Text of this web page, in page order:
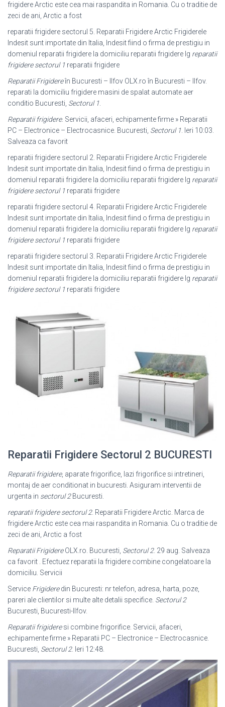
frigidere Arctic este cea mai raspandita in Romania. Cu o traditie de
zeci de ani, Arctic a fost
reparatii frigidere sectorul 5. Reparatii Frigidere Arctic Frigiderele
Indesit sunt importate din Italia, Indesit fiind o firma de prestigiu in
domeniul reparatii frigidere la domiciliu reparatii frigidere lg reparatii
frigidere sectorul 1 reparatii frigidere
Reparatii Frigidereîn Bucuresti – Ilfov OLX.ro în Bucuresti – Ilfov.
reparati la domiciliu frigidere masini de spalat automate aer
conditio Bucuresti, Sectorul 1
Reparatii frigidere. Servicii, afaceri, echipamente firme » Reparatii
PC – Electronice – Electrocasnice. Bucuresti, Sectorul 1 . Ieri 10:03.
Salveaza ca favorit
reparatii frigidere sectorul 2. Reparatii Frigidere Arctic Frigiderele
Indesit sunt importate din Italia, Indesit fiind o firma de prestigiu in
domeniul reparatii frigidere la domiciliu reparatii frigidere lg reparatii
frigidere sectorul 1 reparatii frigidere
reparatii frigidere sectorul 4. Reparatii Frigidere Arctic Frigiderele
Indesit sunt importate din Italia, Indesit fiind o firma de prestigiu in
domeniul reparatii frigidere la domiciliu reparatii frigidere lg reparatii
frigidere sectorul 1 reparatii frigidere
reparatii frigidere sectorul 3. Reparatii Frigidere Arctic Frigiderele
Indesit sunt importate din Italia, Indesit fiind o firma de prestigiu in
domeniul reparatii frigidere la domiciliu reparatii frigidere lg reparatii
frigidere sectorul 1 reparatii frigidere
Reparatii Frigidere Sectorul 2 BUCURESTI
Reparatii frigidere, aparate frigorifice, lazi frigorifice si intretineri,
montaj de aer conditionat in bucuresti. Asiguram interventii de
urgenta in sectorul 2Bucuresti.
reparatii frigidere sectorul 2. Reparatii Frigidere Arctic. Marca de
frigidere Arctic este cea mai raspandita in Romania. Cu o traditie de
zeci de ani, Arctic a fost
Reparatii FrigidereOLX.ro. Bucuresti, Sectorul 2. 29 aug. Salveaza
ca favorit . Efectuez reparatii la frigidere combine congelatoare la
domiciliu. Servicii
Service Frigideredin Bucuresti: nr telefon, adresa, harta, poze,
pareri ale clientilor si multe alte detalii specifice. Sectorul 2
Bucuresti, Bucuresti-Ilfov.
Reparatii frigideresi combine frigorifice. Servicii, afaceri,
echipamente firme » Reparatii PC – Electronice – Electrocasnice.
Bucuresti, Sectorul 2. Ieri 12:48.